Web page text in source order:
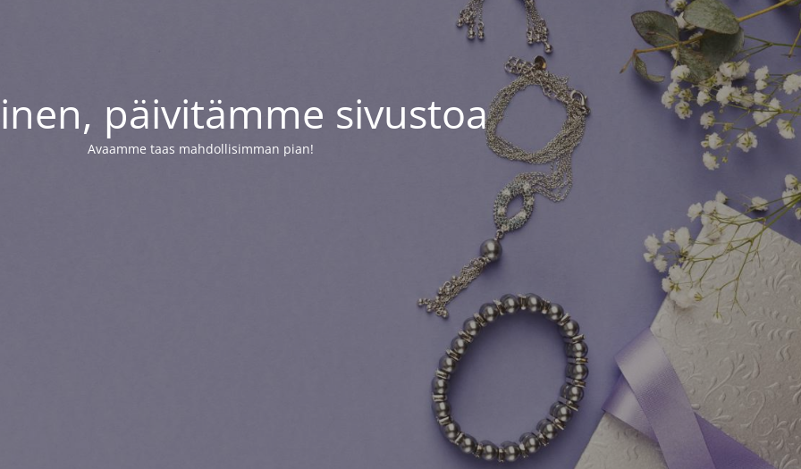
päivitämme sivustoa
Avaamme taas mahdollisimman pian!